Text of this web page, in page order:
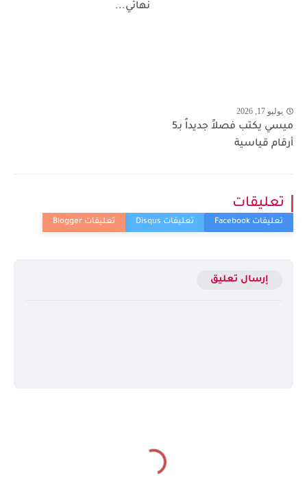
نهائي...
يوليو 17, 2026
ميسي يكتب فصلاً جديداً بـ5
أرقام قياسية
تعليقات
إرسال تعليق